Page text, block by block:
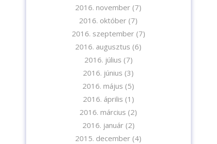
2016. november (7)
2016. október (7)
2016. szeptember(7)
2016. augusztus (6)
2016. július (7)
2016. június (3)
2016. május (5)
2016. április (1)
2016. március (2)
2016. január(2)
2015. december (4)